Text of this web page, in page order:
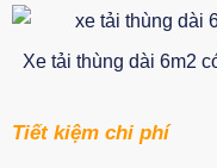
Xe tải thùng dài 6m2
Tiết kiệm chi phí